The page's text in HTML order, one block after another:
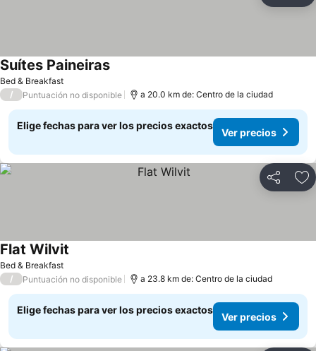
Bed & Breakfast
Suítes PaineirasVer precios
/ Puntuación no disponible a 20.0 km de: Centro de la ciudad
Elige fechas para ver los precios exactos
Ver precios
Compartir
Bed & Breakfast
Flat Wilvit
/ Puntuación no disponible a 23.8 km de: Centro de la ciudad
Elige fechas para ver los precios exactos
Ver precios